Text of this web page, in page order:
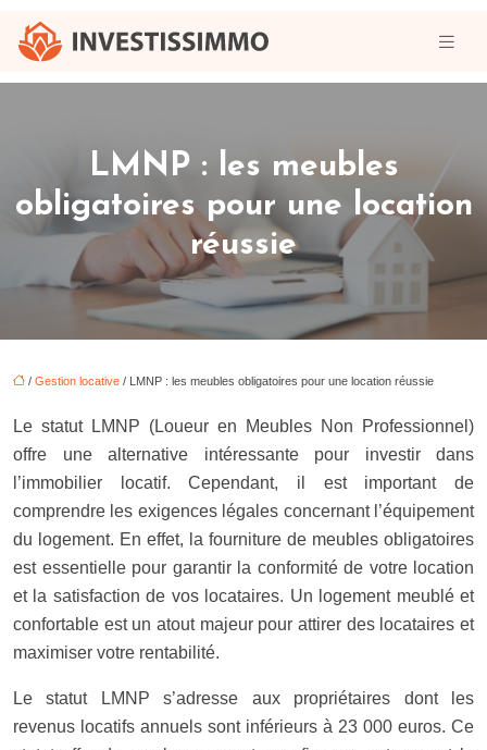
LMNP : les meubles
obligatoires pour une location
réussie
/ Gestion locative / LMNP : les meubles obligatoires pour une location réussie
Le statut LMNP (Loueur en Meubles Non Professionnel)
offre une alternative intéressante pour investir dans
l’immobilier locatif. Cependant, il est important de
comprendre les exigences légales concernant l’équipement
du logement. En effet, la fourniture de meubles obligatoires
est essentielle pour garantir la conformité de votre location
et la satisfaction de vos locataires. Un logement meublé et
confortable est un atout majeur pour attirer des locataires et
maximiser votre rentabilité.
Le statut LMNP s’adresse aux propriétaires dont les
revenus locatifs annuels sont inférieurs à 23 000 euros. Ce